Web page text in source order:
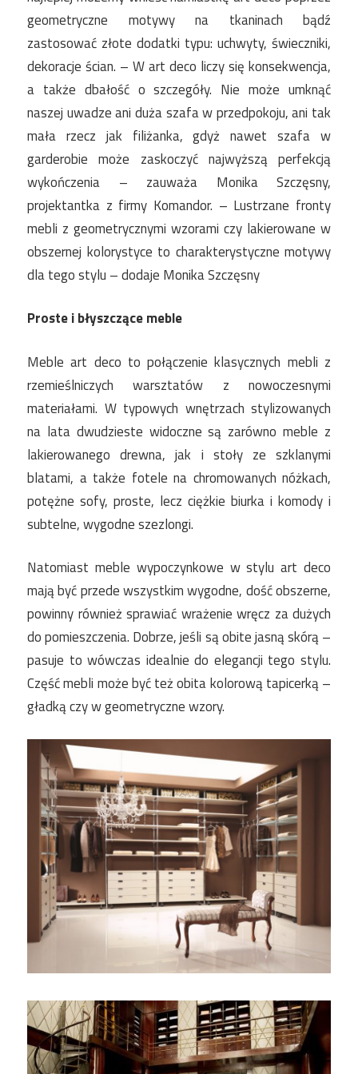
geometryczne motywy na tkaninach bądź
zastosować złote dodatki typu: uchwyty, świeczniki,
dekoracje ścian. – W art deco liczy się konsekwencja,
a także dbałość o szczegóły. Nie może umknąć
naszej uwadze ani duża szafa w przedpokoju, ani tak
mała rzecz jak filiżanka, gdyż nawet szafa w
garderobie może zaskoczyć najwyższą perfekcją
wykończenia – zauważa Monika Szczęsny,
projektantka z firmy Komandor. – Lustrzane fronty
mebli z geometrycznymi wzorami czy lakierowane w
obszernej kolorystyce to charakterystyczne motywy
dla tego stylu – dodaje Monika Szczęsny
Proste i błyszczące meble
Meble art deco to połączenie klasycznych mebli z
rzemieślniczych warsztatów z nowoczesnymi
materiałami. W typowych wnętrzach stylizowanych
na lata dwudzieste widoczne są zarówno meble z
lakierowanego drewna, jak i stoły ze szklanymi
blatami, a także fotele na chromowanych nóżkach,
potężne sofy, proste, lecz ciężkie biurka i komody i
subtelne, wygodne szezlongi.
Natomiast meble wypoczynkowe w stylu art deco
mają być przede wszystkim wygodne, dość obszerne,
powinny również sprawiać wrażenie wręcz za dużych
do pomieszczenia. Dobrze, jeśli są obite jasną skórą –
pasuje to wówczas idealnie do elegancji tego stylu.
Część mebli może być też obita kolorową tapicerką –
gładką czy w geometryczne wzory.